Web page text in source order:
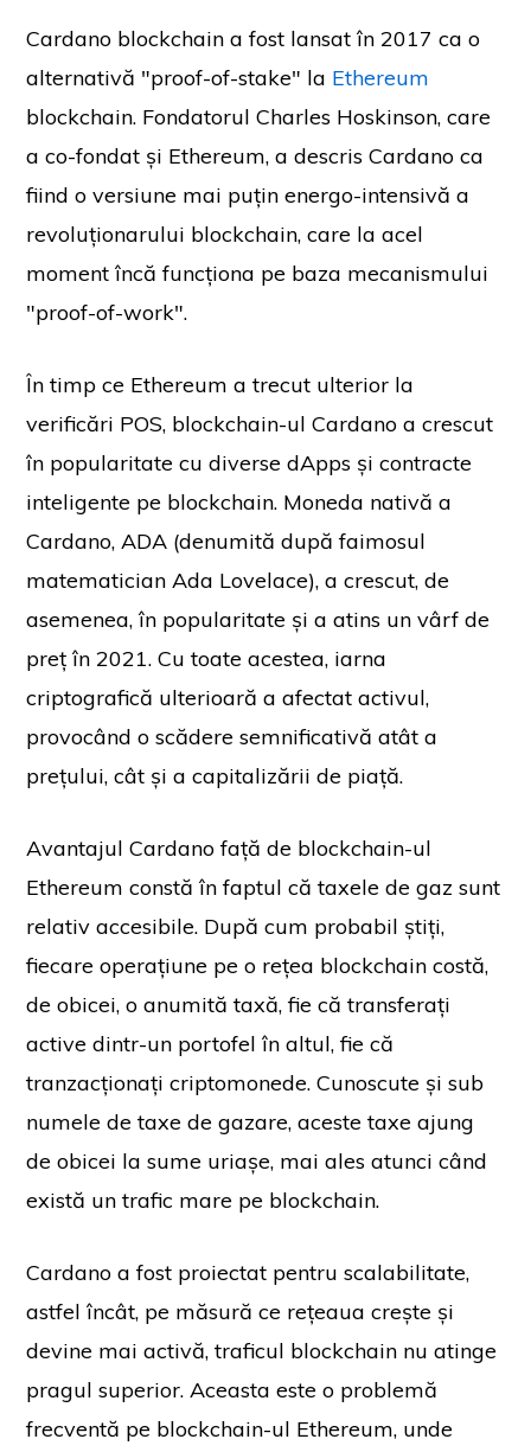
Cardano blockchain a fost lansat în 2017 ca o
alternativă "proof-of-stake" la Ethereum
blockchain. Fondatorul Charles Hoskinson, care
a co-fondat și Ethereum, a descris Cardano ca
fiind o versiune mai puțin energo-intensivă a
revoluționarului blockchain, care la acel
moment încă funcționa pe baza mecanismului
"proof-of-work".
În timp ce Ethereum a trecut ulterior la
verificări POS, blockchain-ul Cardano a crescut
în popularitate cu diverse dApps și contracte
inteligente pe blockchain. Moneda nativă a
Cardano, ADA (denumită după faimosul
matematician Ada Lovelace), a crescut, de
asemenea, în popularitate și a atins un vârf de
preț în 2021. Cu toate acestea, iarna
criptografică ulterioară a afectat activul,
provocând o scădere semnificativă atât a
prețului, cât și a capitalizării de piață.
Avantajul Cardano față de blockchain-ul
Ethereum constă în faptul că taxele de gaz sunt
relativ accesibile. După cum probabil știți,
fiecare operațiune pe o rețea blockchain costă,
de obicei, o anumită taxă, fie că transferați
active dintr-un portofel în altul, fie că
tranzacționați criptomonede. Cunoscute și sub
numele de taxe de gazare, aceste taxe ajung
de obicei la sume uriașe, mai ales atunci când
există un trafic mare pe blockchain.
Cardano a fost proiectat pentru scalabilitate,
astfel încât, pe măsură ce rețeaua crește și
devine mai activă, traficul blockchain nu atinge
pragul superior. Aceasta este o problemă
frecventă pe blockchain-ul Ethereum, unde